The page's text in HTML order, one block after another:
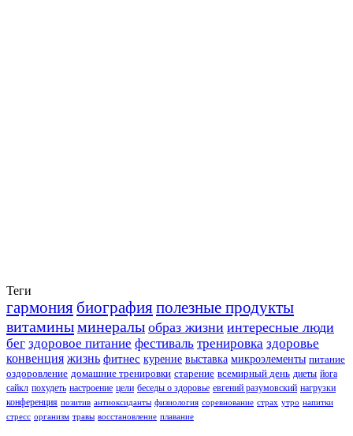
Теги
гармония биографияполезные продукты
витаминыминералы образ жизни интересные люди
бег здоровое питание фестиваль тренировка здоровье
конвенция жизнь фитнес курение выставка микроэлементы питание
оздоровление домашние тренировки старение всемирный день диеты йога
сайкл похудеть настроение цели беседы о здоровье евгений разумовский нагрузки
конференция позитив антиоксиданты физиология соревнование страх утро напитки
стресс организм травы восстановление плавание